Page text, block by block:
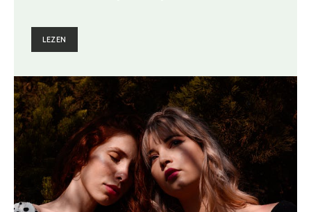
LEZEN